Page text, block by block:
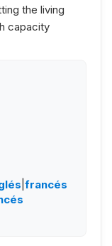
the living
capacity
francés